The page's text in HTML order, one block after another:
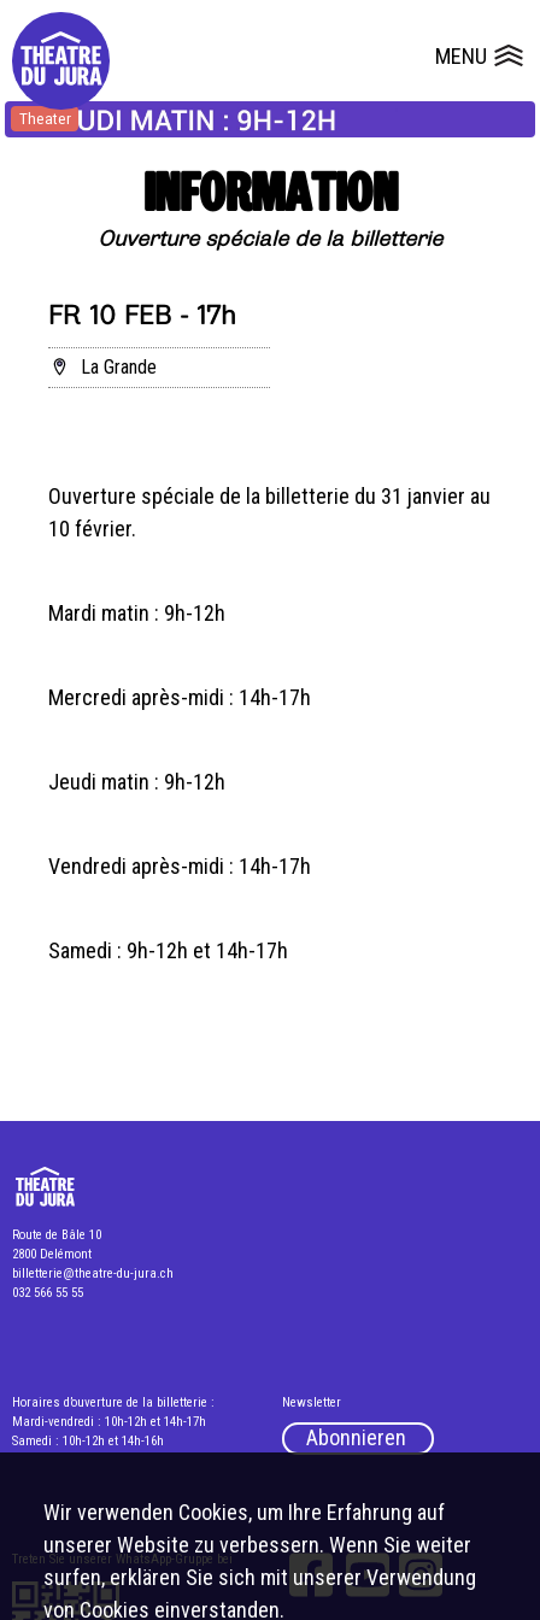
MENU
Presse Dépôts de dossiers
Theater
INFORMATION
Ouverture spéciale de la billetterie
Ouverture spéciale de la billetterie du 31 janvier au
10 février.
Mardi matin : 9h-12h
Mercredi après-midi : 14h-17h
Jeudi matin : 9h-12h
Vendredi après-midi : 14h-17h
Samedi : 9h-12h et 14h-17h
FR 10 FEB - 17h
La Grande
Route de Bâle 10
2800 Delémont
billetterie@theatre-du-jura.ch
032 566 55 55
Horaires d’ouverture de la billetterie :
Mardi-vendredi : 10h-12h et 14h-17h
Samedi : 10h-12h et 14h-16h
Newsletter
Abonnieren
Treten Sie unserer WhatsApp-Gruppe bei
Wir verwenden Cookies, um Ihre Erfahrung auf
unserer Website zu verbessern. Wenn Sie weiter
surfen, erklären Sie sich mit unserer Verwendung
von Cookies einverstanden.